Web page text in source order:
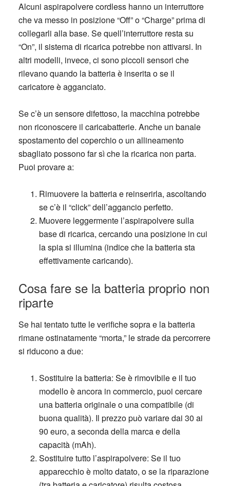
Alcuni aspirapolvere cordless hanno un interruttore
che va messo in posizione “Off” o “Charge” prima di
collegarli alla base. Se quell’interruttore resta su
“On”, il sistema di ricarica potrebbe non attivarsi. In
altri modelli, invece, ci sono piccoli sensori che
rilevano quando la batteria è inserita o se il
caricatore è agganciato.
Se c’è un sensore difettoso, la macchina potrebbe
non riconoscere il caricabatterie. Anche un banale
spostamento del coperchio o un allineamento
sbagliato possono far sì che la ricarica non parta.
Puoi provare a:
Rimuovere la batteriae reinserirla, ascoltando
se c’è il “click” dell’aggancio perfetto.
Muovere leggermentel’aspirapolvere sulla
base di ricarica, cercando una posizione in cui
la spia si illumina (indice che la batteria sta
effettivamente caricando).
Cosa fare se la batteria proprio non
riparte
Se hai tentato tutte le verifiche sopra e la batteria
rimane ostinatamente “morta,” le strade da percorrere
si riducono a due:
Sostituire la batteria: Se è rimovibile e il tuo
modello è ancora in commercio, puoi cercare
una batteria originale o una compatibile (di
buona qualità). Il prezzo può variare dai 30 ai
90 euro, a seconda della marca e della
capacità (mAh).
Sostituire tutto l’aspirapolvere: Se il tuo
apparecchio è molto datato, o se la riparazione